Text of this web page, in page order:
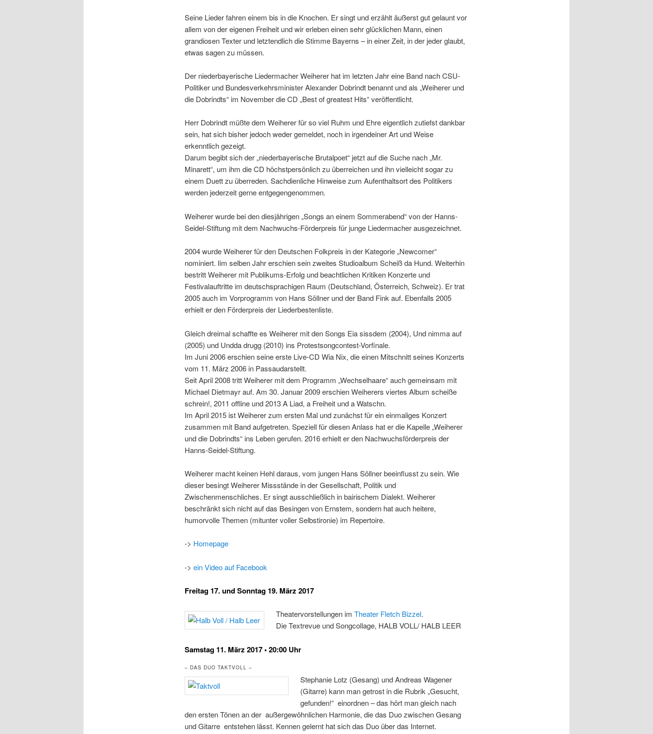
Seine Lieder fahren einem bis in die Knochen. Er singt und erzählt äußerst gut gelaunt vor
allem von der eigenen Freiheit und wir erleben einen sehr glücklichen Mann, einen
grandiosen Texter und letztendlich die Stimme Bayerns – in einer Zeit, in der jeder glaubt,
etwas sagen zu müssen.
Der niederbayerische Liedermacher Weiherer hat im letzten Jahr eine Band nach CSU-
Politiker und Bundesverkehrsminister Alexander Dobrindt benannt und als „Weiherer und
die Dobrindts“ im November die CD „Best of greatest Hits“ veröffentlicht.
Herr Dobrindt müßte dem Weiherer für so viel Ruhm und Ehre eigentlich zutiefst dankbar
sein, hat sich bisher jedoch weder gemeldet, noch in irgendeiner Art und Weise
erkenntlich gezeigt.
Darum begibt sich der „niederbayerische Brutalpoet“ jetzt auf die Suche nach „Mr.
Minarett“, um ihm die CD höchstpersönlich zu überreichen und ihn vielleicht sogar zu
einem Duett zu überreden. Sachdienliche Hinweise zum Aufenthaltsort des Politikers
werden jederzeit gerne entgegengenommen.
Weiherer wurde bei den diesjährigen „Songs an einem Sommerabend“ von der Hanns-
Seidel-Stiftung mit dem Nachwuchs-Förderpreis für junge Liedermacher ausgezeichnet.
2004 wurde Weiherer für den Deutschen Folkpreis in der Kategorie „Newcomer“
nominiert. Iim selben Jahr erschien sein zweites Studioalbum Scheiß da Hund. Weiterhin
bestritt Weiherer mit Publikums-Erfolg und beachtlichen Kritiken Konzerte und
Festivalauftritte im deutschsprachigen Raum (Deutschland, Österreich, Schweiz). Er trat
2005 auch im Vorprogramm von Hans Söllner und der Band Fink auf. Ebenfalls 2005
erhielt er den Förderpreis der Liederbestenliste.
Gleich dreimal schaffte es Weiherer mit den Songs Eia sissdem (2004), Und nimma auf
(2005) und Undda drugg (2010) ins Protestsongcontest-Vorfinale.
Im Juni 2006 erschien seine erste Live-CD Wia Nix, die einen Mitschnitt seines Konzerts
vom 11. März 2006 in Passaudarstellt.
Seit April 2008 tritt Weiherer mit dem Programm „Wechselhaare“ auch gemeinsam mit
Michael Dietmayr auf. Am 30. Januar 2009 erschien Weiherers viertes Album scheiße
schrein!, 2011 offline und 2013 A Liad, a Freiheit und a Watschn.
Im April 2015 ist Weiherer zum ersten Mal und zunächst für ein einmaliges Konzert
zusammen mit Band aufgetreten. Speziell für diesen Anlass hat er die Kapelle „Weiherer
und die Dobrindts“ ins Leben gerufen. 2016 erhielt er den Nachwuchsförderpreis der
Hanns-Seidel-Stiftung.
Weiherer macht keinen Hehl daraus, vom jungen Hans Söllner beeinflusst zu sein. Wie
dieser besingt Weiherer Missstände in der Gesellschaft, Politik und
Zwischenmenschliches. Er singt ausschließlich in bairischem Dialekt. Weiherer
beschränkt sich nicht auf das Besingen von Ernstem, sondern hat auch heitere,
humorvolle Themen (mitunter voller Selbstironie) im Repertoire.
-> Homepage
-> ein Video auf Facebook
Freitag 17. und Sonntag 19. März 2017
Theatervorstellungen imTheater Fletch Bizzel.
Die Textrevue und Songcollage, HALB VOLL/ HALB LEER
Samstag 11. März 2017 • 20:00 Uhr
– DAS DUO TAKTVOLL –
Stephanie Lotz (Gesang) und Andreas Wagener
(Gitarre) kann man getrost in die Rubrik „Gesucht,
gefunden!“ einordnen – das hört man gleich nach
den ersten Tönen an der außergewöhnlichen Harmonie, die das Duo zwischen Gesang
und Gitarre entstehen lässt. Kennen gelernt hat sich das Duo über das Internet.